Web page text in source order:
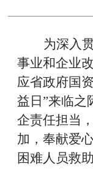
为深入
事业和企业
应省政府国
益日”来临之
企责任担当
加，奉献爱
困难人员救助